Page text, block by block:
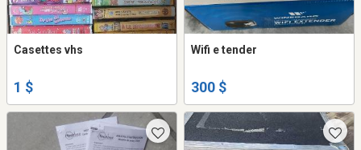
Casettes vhs
1 $
Wifi e tender
300 $